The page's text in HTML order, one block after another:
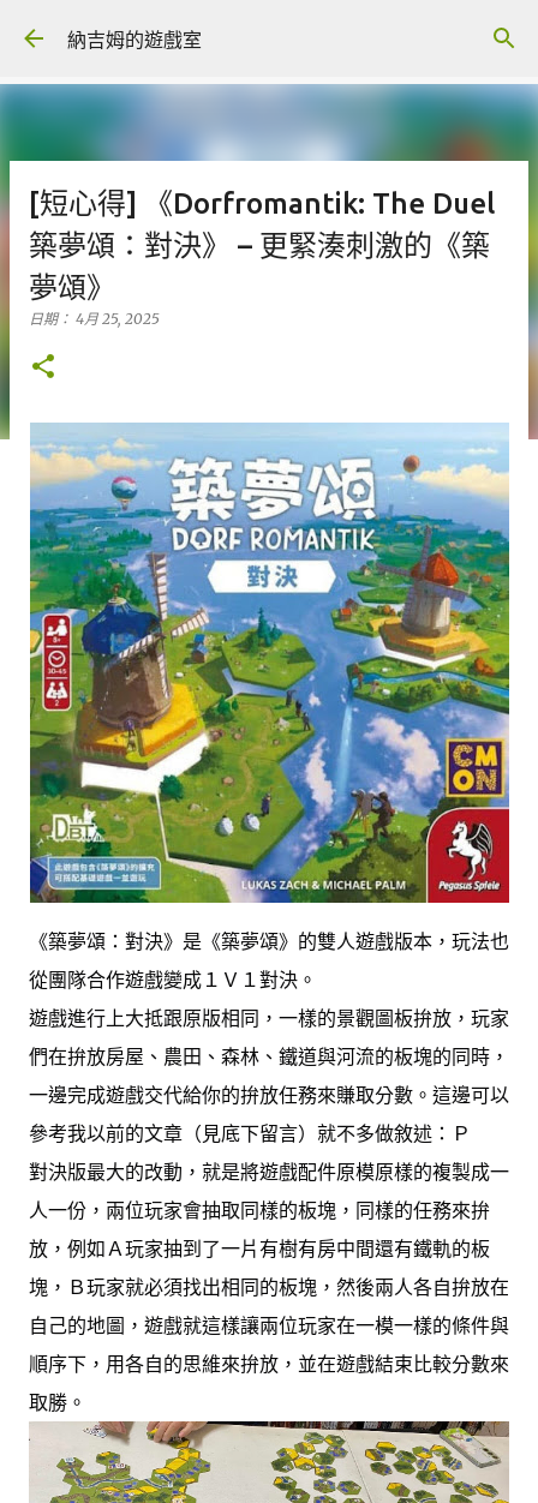
納吉姆的遊戲室
[短心得] 《Dorfromantik: The Duel
築夢頌：對決》 – 更緊湊刺激的《築
夢頌》
日期： 4月 25, 2025
《築夢頌：對決》是《築夢頌》的雙人遊戲版本，玩法也
從團隊合作遊戲變成１Ｖ１對決。
遊戲進行上大抵跟原版相同，一樣的景觀圖板拚放，玩家
們在拚放房屋、農田、森林、鐵道與河流的板塊的同時，
一邊完成遊戲交代給你的拚放任務來賺取分數。這邊可以
參考我以前的文章（見底下留言）就不多做敘述：Ｐ
對決版最大的改動，就是將遊戲配件原模原樣的複製成一
人一份，兩位玩家會抽取同樣的板塊，同樣的任務來拚
放，例如Ａ玩家抽到了一片有樹有房中間還有鐵軌的板
塊，Ｂ玩家就必須找出相同的板塊，然後兩人各自拚放在
自己的地圖，遊戲就這樣讓兩位玩家在一模一樣的條件與
順序下，用各自的思維來拚放，並在遊戲結束比較分數來
取勝。